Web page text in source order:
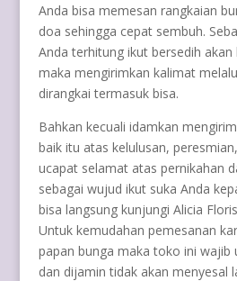
Anda bisa memesan rangkaian
doa sehingga cepat sembuh.
Anda terhitung ikut bersedih
maka mengirimkan kalimat
dirangkai termasuk bisa.
Bahkan kecuali idamkan
baik itu atas kelulusan,
ucapat selamat atas pernikahan
sebagai wujud ikut suka Anda
bisa langsung kunjungi Alicia
Untuk kemudahan pemesanan
papan bunga maka toko ini wajib
dan dijamin tidak akan menyesal